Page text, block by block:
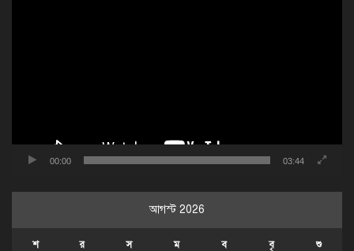
00:00 03:44
আগস্ট 2026
শ র স ম ব বৃ শু